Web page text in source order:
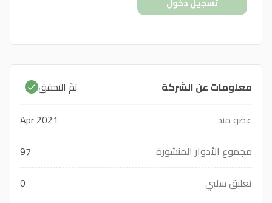
معلومات عن الشركة
تمّ التحقق
عضو منذ
Apr 2021
مجموع الأدوار المنشورة
97
تعليق سلبي
0